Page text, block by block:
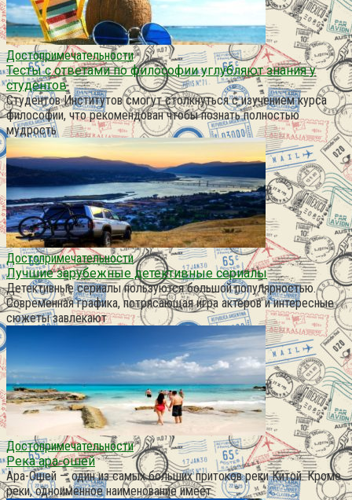
Достопримечательности
Тесты с ответами по философии углубляют знания у
студентов
Студентов Институтов смогут столкнуться с изучением курса
философии, что рекомендован чтобы познать полностью
мудрость
Достопримечательности
Лучшие зарубежные детективные сериалы
Детективные сериалы пользуются большой популярностью.
Современная графика, потрясающая игра актеров и интересные
сюжеты завлекают
Достопримечательности
Река ара-ошей
Ара-Ошей — один из самых больших притоков реки Китой. Кроме
реки, одноименное наименование имеет